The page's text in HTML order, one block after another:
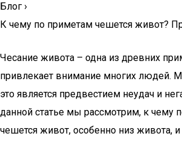
Блог ›
К чему по приметам чешется живот?
Чесание живота – одна из древних
привлекает внимание многих людей.
это является предвестием неудач и
данной статье мы рассмотрим, к чему
чешется живот, особенно низ живота,